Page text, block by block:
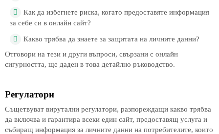
Как да избегнете риска, когато предоставяте информация
за себе си в онлайн сайт?
Какво трябва да знаете за защитата на личните данни?
Отговори на тези и други въпроси, свързани с онлайн
сигурността, ще даден в това детайлно ръководство.
Регулатори
Същетвуват вирутални регулатори, разпореждащи какво трябва
да включва и гарантира всеки един сайт, предоставящ услуга и
събиращ информация за личните данни на потребителите, които